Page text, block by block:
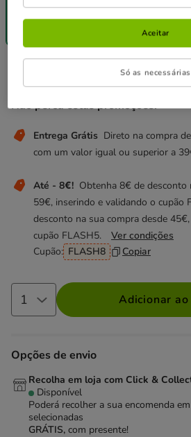
50.5 x 31 x
50.5 cm
Não perca estas promoções!
Entrega Grátis Direto na compra
com um valor igual ou superior a
Até - 8€! Obtenha 8€ de desconto
59€, inserindo e validando o cupão
desconto na sua compra desde
cupão FLASH5.
Ver condições
Cupão: FLASH8 Copiar
Adicionar
Opções de envio
Recolha em loja com Click &
Disponível
Poderá recolher a sua encomenda
selecionadas
GRÁTIS, com presente!
Só as necessárias
Aceitar